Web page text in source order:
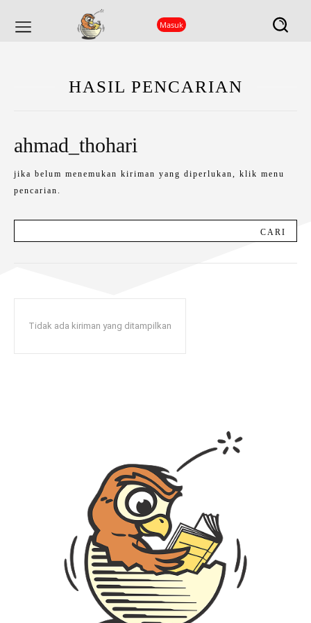
Masuk
HASIL PENCARIAN
ahmad_thohari
jika belum menemukan kiriman yang diperlukan, klik menu
pencarian.
CARI
Tidak ada kiriman yang ditampilkan